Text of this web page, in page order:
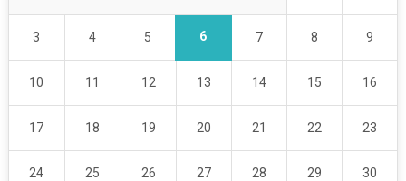
3 4 5 6 7 8 9
10 11 12 13 14 15 16
17 18 19 20 21 22 23
24 25 26 27 28 29 30